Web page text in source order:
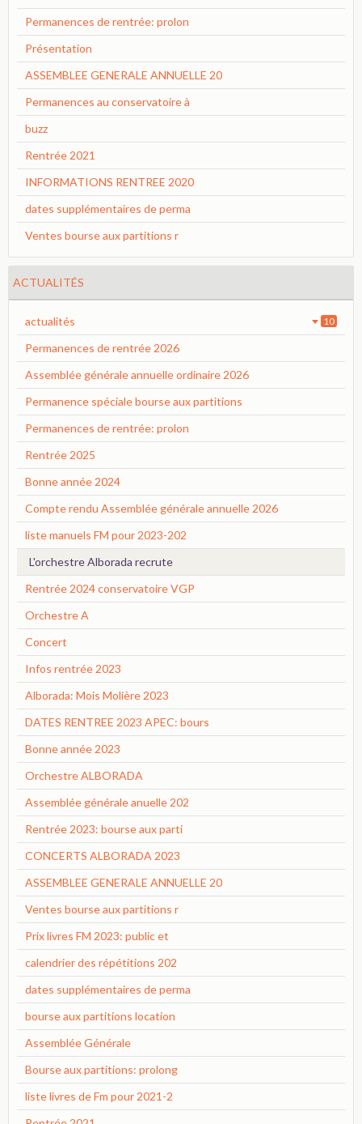
Permanences de rentrée: prolon
Présentation
ASSEMBLEE GENERALE ANNUELLE 20
Permanences au conservatoire à
buzz
Rentrée 2021
INFORMATIONS RENTREE 2020
dates supplémentaires de perma
Ventes bourse aux partitions r
ACTUALITÉS
actualités 10
Permanences de rentrée 2026
Assemblée générale annuelle ordinaire 2026
Permanence spéciale bourse aux partitions
Permanences de rentrée: prolon
Rentrée 2025
Bonne année 2024
Compte rendu Assemblée générale annuelle 2026
liste manuels FM pour 2023-202
L'orchestre Alborada recrute
Rentrée 2024 conservatoire VGP
Orchestre A
Concert
Infos rentrée 2023
Alborada: Mois Molière 2023
DATES RENTREE 2023 APEC: bours
Bonne année 2023
Orchestre ALBORADA
Assemblée générale anuelle 202
Rentrée 2023: bourse aux parti
CONCERTS ALBORADA 2023
ASSEMBLEE GENERALE ANNUELLE 20
Ventes bourse aux partitions r
Prix livres FM 2023: public et
calendrier des répétitions 202
dates supplémentaires de perma
bourse aux partitions location
Assemblée Générale
Bourse aux partitions: prolong
liste livres de Fm pour 2021-2